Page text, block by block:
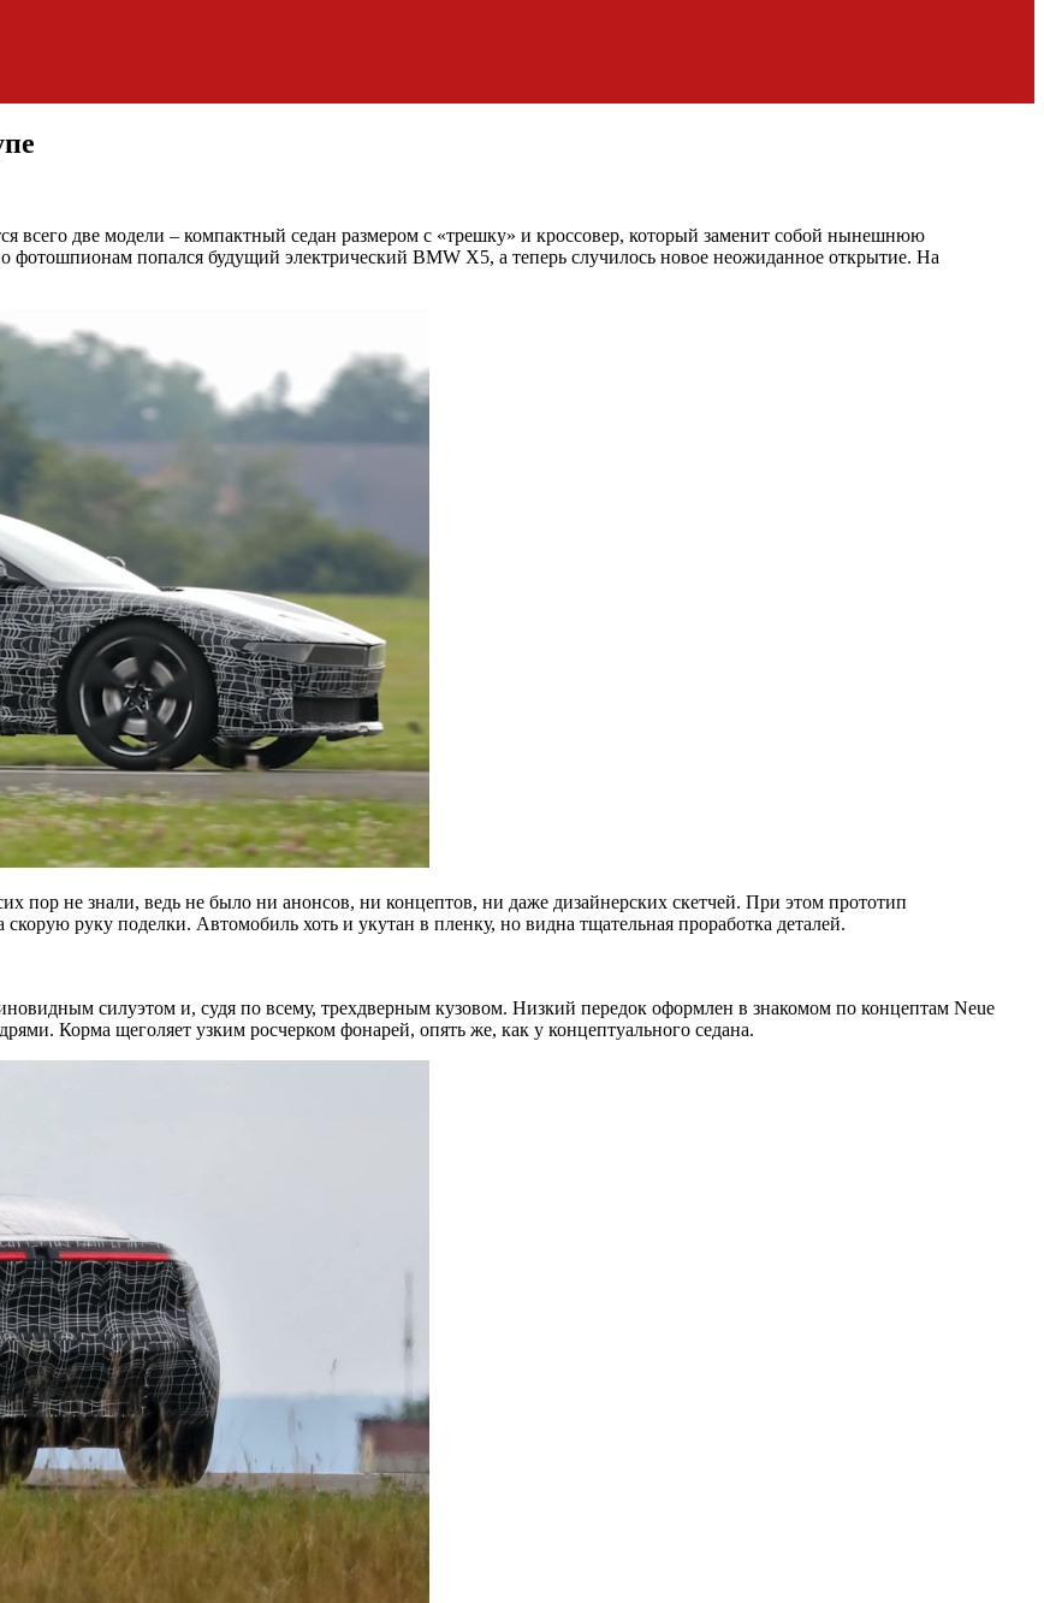
всего две модели – компактный седан размером с «трешку» и кроссовер, который заменит собой нынешнюю
фотошпионам попался будущий электрический BMW X5, а теперь случилось новое неожиданное открытие. На
пор не знали, ведь не было ни анонсов, ни концептов, ни даже дизайнерских скетчей. При этом прототип
руку поделки. Автомобиль хоть и укутан в пленку, но видна тщательная проработка деталей.
силуэтом и, судя по всему, трехдверным кузовом. Низкий передок оформлен в знакомом по концептам Neue
Корма щеголяет узким росчерком фонарей, опять же, как у концептуального седана.